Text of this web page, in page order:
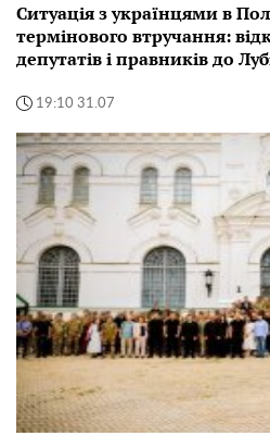
Ситуація з українцями в
термінового втручання:
депутатів і правників до
19:10 31.07